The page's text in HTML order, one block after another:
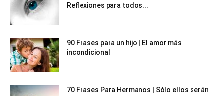
Reflexiones para todos...
90 Frases para un hijo | El amor más
incondicional
70 Frases Para Hermanos | Sólo ellos serán